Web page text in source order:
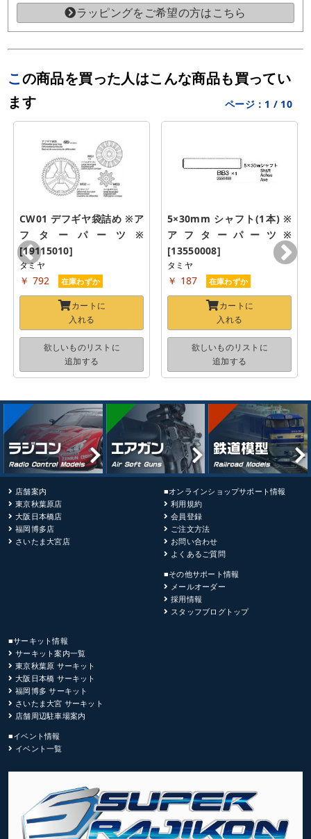
ラッピングをご希望の方はこちら
この商品を買った人はこんな商品も買ってい
ます
ページ： 1 / 10
CW01 デフギヤ袋詰め ※ア
フターパーツ※
[19115010]
タミヤ
￥ 792 在庫わずか
カートに
入れる
欲しいものリストに
追加する
5×30mm シャフト(1本) ※
アフターパーツ※
[13550008]
タミヤ
￥ 187 在庫わずか
カートに
入れる
欲しいものリストに
追加する
店舗案内
東京秋葉原店
大阪日本橋店
福岡博多店
さいたま大宮店
■オンラインショップサポート情報
利用規約
会員登録
ご注文方法
お問い合わせ
よくあるご質問
■その他サポート情報
メールオーダー
採用情報
スタッフブログトップ
■サーキット情報
サーキット案内一覧
東京秋葉原 サーキット
大阪日本橋 サーキット
福岡博多 サーキット
さいたま大宮 サーキット
店舗周辺駐車場案内
■イベント情報
イベント一覧